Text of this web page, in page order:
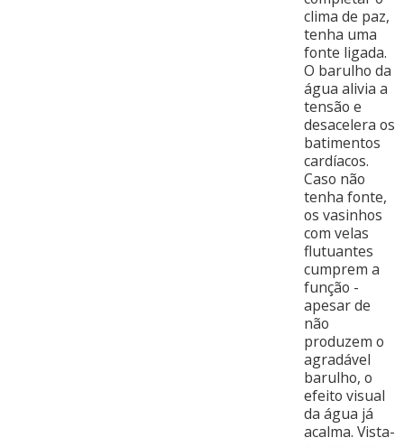
clima de paz,
tenha uma
fonte ligada.
O barulho da
água alivia a
tensão e
desacelera os
batimentos
cardíacos.
Caso não
tenha fonte,
os vasinhos
com velas
flutuantes
cumprem a
função -
apesar de
não
produzem o
agradável
barulho, o
efeito visual
da água já
acalma. Vista-